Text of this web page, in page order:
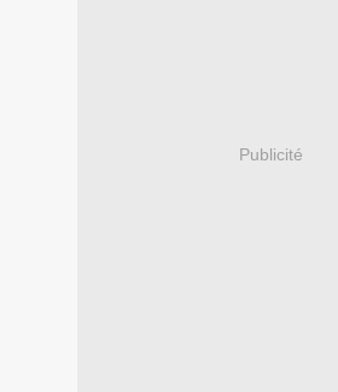
Publicité